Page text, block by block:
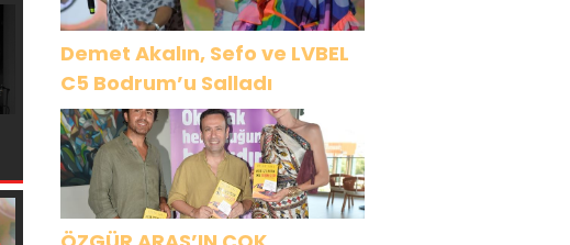
Demet Akalın, Sefo ve LVBEL
C5 Bodrum’u Salladı